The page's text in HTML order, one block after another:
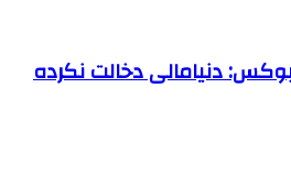
دنیامالی دخالت نکرده